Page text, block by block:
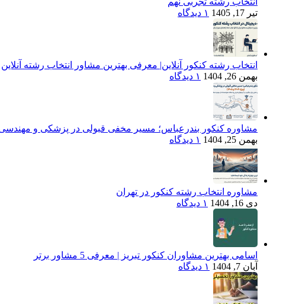
تیر 17, 1405
۱ دیدگاه
انتخاب رشته کنکور آنلاین| معرفی بهترین مشاور انتخاب رشته آنلاین
بهمن 26, 1404
۱ دیدگاه
مشاوره کنکور بندرعباس؛ مسیر مخفی قبولی در پزشکی و مهندسی (ویژه ۱۴۰۴
بهمن 25, 1404
۱ دیدگاه
مشاوره انتخاب رشته کنکور در تهران
دی 16, 1404
۱ دیدگاه
اسامی بهترین مشاوران کنکور تبریز | معرفی 5 مشاور برتر
آبان 7, 1404
۱ دیدگاه